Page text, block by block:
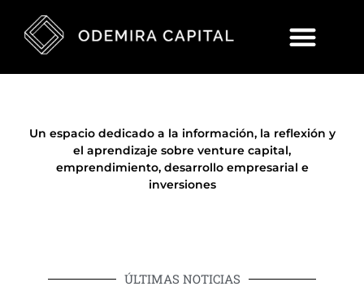
Un espacio dedicado a la información, la reflexión y
el aprendizaje sobre venture capital,
emprendimiento, desarrollo empresarial e
inversiones
ÚLTIMAS NOTICIAS